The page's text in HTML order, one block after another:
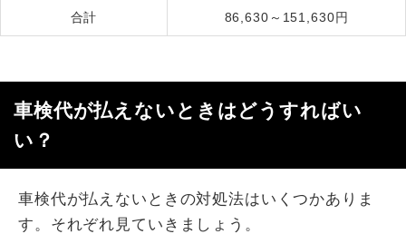
合計 86,630～151,630円
車検代が払えないときはどうすればい
い？
車検代が払えないときの対処法はいくつかありま
す。それぞれ見ていきましょう。